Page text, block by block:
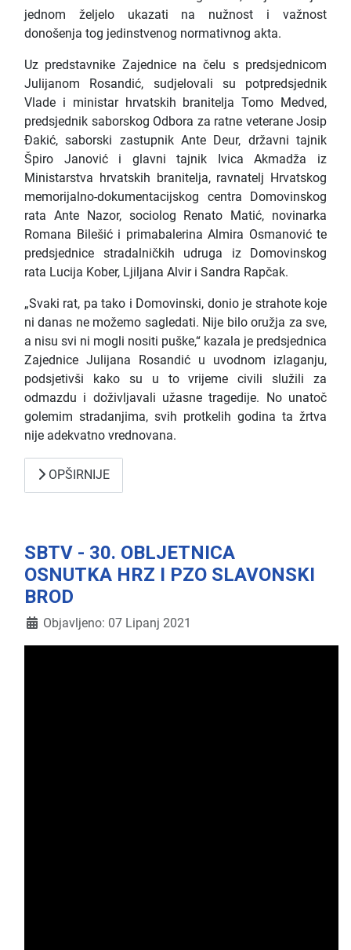
jednom željelo ukazati na nužnost i važnost
donošenja tog jedinstvenog normativnog akta.
Uz predstavnike Zajednice na čelu s predsjednicom
Julijanom Rosandić, sudjelovali su potpredsjednik
Vlade i ministar hrvatskih branitelja Tomo Medved,
predsjednik saborskog Odbora za ratne veterane Josip
Đakić, saborski zastupnik Ante Deur, državni tajnik
Špiro Janović i glavni tajnik Ivica Akmadža iz
Ministarstva hrvatskih branitelja, ravnatelj Hrvatskog
memorijalno-dokumentacijskog centra Domovinskog
rata Ante Nazor, sociolog Renato Matić, novinarka
Romana Bilešić i primabalerina Almira Osmanović te
predsjednice stradalničkih udruga iz Domovinskog
rata Lucija Kober, Ljiljana Alvir i Sandra Rapčak.
„Svaki rat, pa tako i Domovinski, donio je strahote koje
ni danas ne možemo sagledati. Nije bilo oružja za sve,
a nisu svi ni mogli nositi puške,“ kazala je predsjednica
Zajednice Julijana Rosandić u uvodnom izlaganju,
podsjetivši kako su u to vrijeme civili služili za
odmazdu i doživljavali užasne tragedije. No unatoč
golemim stradanjima, svih protkelih godina ta žrtva
nije adekvatno vrednovana.
OPŠIRNIJE
SBTV - 30. OBLJETNICA
OSNUTKA HRZ I PZO SLAVONSKI
BROD
DetaljiObjavljeno: 07 Lipanj 2021